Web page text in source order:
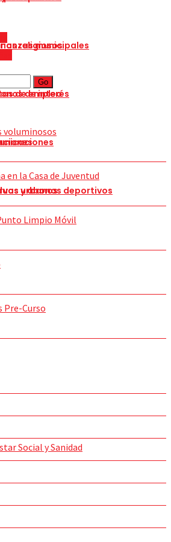
religiosos
de interés
urbanos
municipales
de empleo
y abonos deportivos
Go
voluminosos
en la Casa de Juventud
Limpio Móvil
Pre-Curso
Social y Sanidad